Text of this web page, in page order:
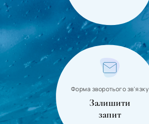
Форма зворотього зв'язку
Залишити
запит